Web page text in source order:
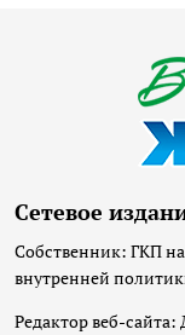
Сетевое
Собственник: ГКП
внутренней
Редактор веб-